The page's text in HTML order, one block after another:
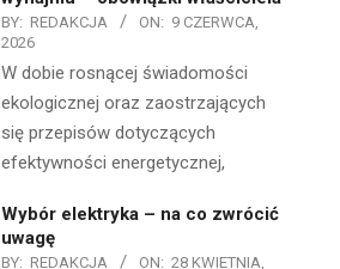
BY: REDAKCJA ON: 9 CZERWCA,
2026
W dobie rosnącej świadomości
ekologicznej oraz zaostrzających
się przepisów dotyczących
efektywności energetycznej,
Wybór elektryka – na co zwrócić
uwagę
BY: REDAKCJA ON: 28 KWIETNIA,